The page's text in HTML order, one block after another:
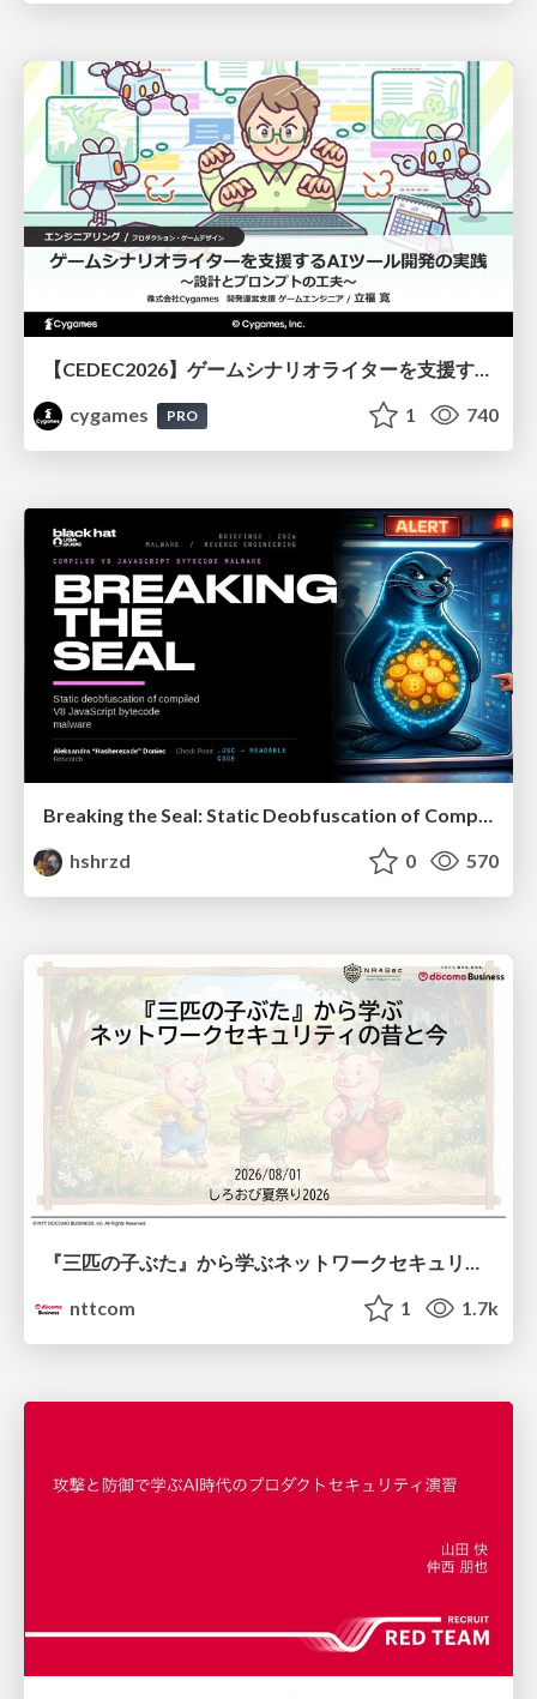
【CEDEC2026】ゲームシナリオライターを支援するAIツール開発の実践 ― 設計とプロンプトの工夫 ―
cygames
PRO 1 740
Breaking the Seal: Static Deobfuscation of Compiled V8 JavaScript Bytecode Malware
hshrzd
0 570
nttcom
1 1.7k